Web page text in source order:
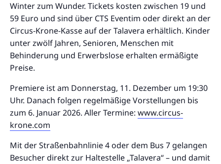
Winter zum Wunder. Tickets kosten zwischen 19 und
59 Euro und sind über CTS Eventim oder direkt an der
Circus-Krone-Kasse auf der Talavera erhältlich. Kinder
unter zwölf Jahren, Senioren, Menschen mit
Behinderung und Erwerbslose erhalten ermäßigte
Preise.
Premiere ist am Donnerstag, 11. Dezember um 19:30
Uhr. Danach folgen regelmäßige Vorstellungen bis
zum 6. Januar 2026. Aller Termine: www.circus-
krone.com
Mit der Straßenbahnlinie 4 oder dem Bus 7 gelangen
Besucher direkt zur Haltestelle „Talavera“ – und damit